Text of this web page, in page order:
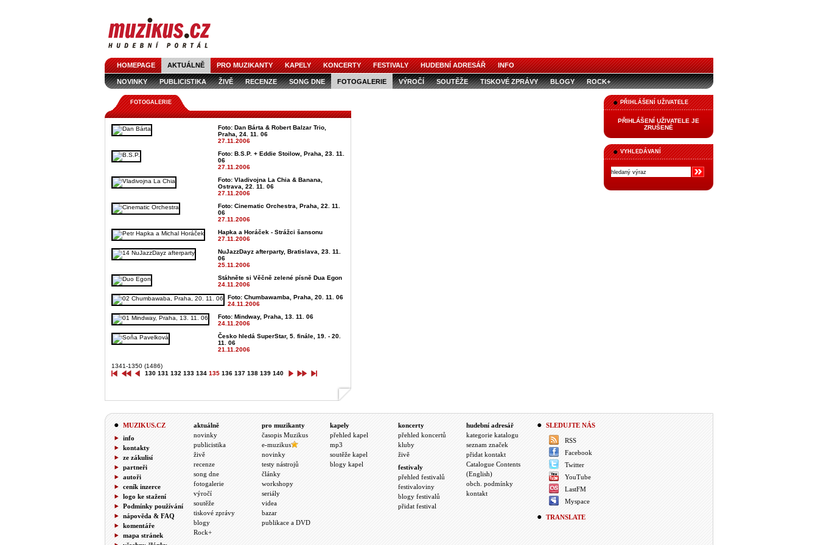
HOMEPAGE AKTUÁLNĚ PRO MUZIKANTY KAPELY KONCERTY FESTIVALY HUDEBNÍ ADRESÁŘ INFO
NOVINKY PUBLICISTIKA ŽIVĚ RECENZE SONG DNE FOTOGALERIE VÝROČÍ SOUTĚŽE TISKOVÉ ZPRÁVY BLOGY ROCK+
PŘIHLÁŠENÍ UŽIVATELE
PŘIHLÁŠENÍ UŽIVATELE JE
ZRUŠENÉ
VYHLEDÁVANÍ
FOTOGALERIE
Foto: Dan Bárta & Robert Balzar Trio,
Praha, 24. 11. 06
27.11.2006
Foto: B.S.P. + Eddie Stoilow, Praha, 23. 11.
06
27.11.2006
Foto: Vladivojna La Chia & Banana,
Ostrava, 22. 11. 06
27.11.2006
Foto: Cinematic Orchestra, Praha, 22. 11.
06
27.11.2006
Hapka a Horáček - Strážci šansonu
27.11.2006
NuJazzDayz afterparty, Bratislava, 23. 11.
06
25.11.2006
Stáhněte si Věčně zelené písně Dua Egon
24.11.2006
Foto: Chumbawamba, Praha, 20. 11. 06
24.11.2006
Foto: Mindway, Praha, 13. 11. 06
24.11.2006
Česko hledá SuperStar, 5. finále, 19. - 20.
11. 06
21.11.2006
1341-1350 (1486)
130 131 132 133 134 135 136 137 138 139 140
MUZIKUS.CZ
info
kontakty
ze zákulisí
partneři
autoři
ceník inzerce
logo ke stažení
Podmínky používání
nápověda & FAQ
komentáře
mapa stránek
aktuálně
novinky
publicistika
živě
recenze
song dne
fotogalerie
výročí
soutěže
tiskové zprávy
blogy
Rock+
pro muzikanty
časopis Muzikus
e-muzikus
novinky
testy nástrojů
články
workshopy
seriály
videa
bazar
publikace a DVD
kapely
přehled kapel
mp3
soutěže kapel
blogy kapel
koncerty
přehled koncertů
kluby
živě
festivaly
přehled festivalů
festivaloviny
blogy festivalů
přidat festival
hudební adresář
kategorie katalogu
seznam značek
přidat kontakt
Catalogue Contents
(English)
obch. podmínky
kontakt
SLEDUJTE NÁS
RSS
Facebook
Twitter
YouTube
LastFM
Myspace
TRANSLATE